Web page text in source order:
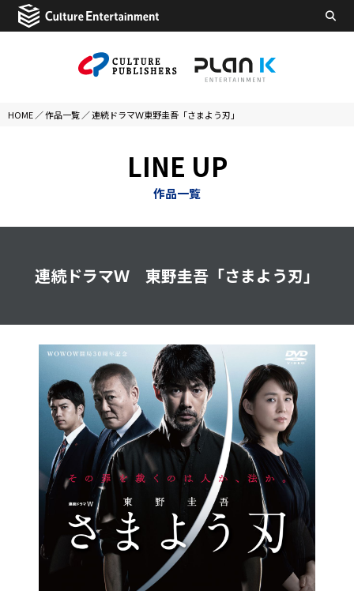
HOME ／作品一覧 ／連続ドラマＷ東野圭吾「さまよう刃」
LINE UP
作品一覧
連続ドラマＷ 東野圭吾「さまよう刃」